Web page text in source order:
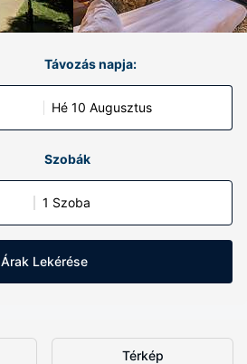
Távozás napja:
Hé 10 Augusztus
Szobák
1 Szoba
Árak Lekérése
Térkép